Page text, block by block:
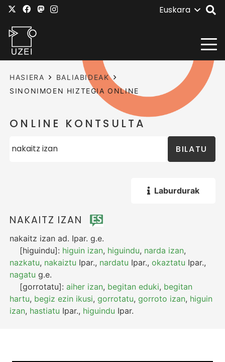
Euskara
HASIERA
BALIABIDEAK
SINONIMOEN HIZTEGIA ONLINE
ONLINE KONTSULTA
BILATU
Laburdurak
NAKAITZ IZAN
nakaitz izan ad. Ipar. g.e.
[higuindu]: higuin izan, higuindu, narda izan,
nazkatu, nakaiztu Ipar., nardatu Ipar.,okaztatu Ipar.,
nagatu g.e.
[gorrotatu]:aiher izan, begitan eduki, begitan
hartu, begiz ezin ikusi,gorrotatu,gorroto izan, higuin
izan, hastiatu Ipar., higuindu Ipar.